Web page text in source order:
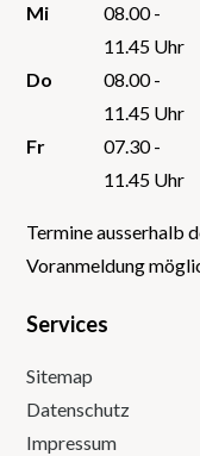
Mi
08.00 -
11.45 Uhr
Do
08.00 -
11.45 Uhr
Fr
07.30 -
11.45 Uhr
Termine ausserhalb
Voranmeldung
Services
Sitemap
Datenschutz
Impressum